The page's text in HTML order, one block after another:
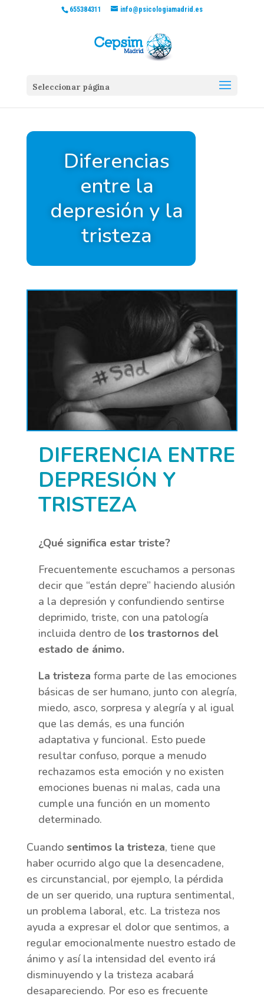
655384311 info@psicologiamadrid.es
Seleccionar página
Diferencias
entre la
depresión y la
tristeza
DIFERENCIA ENTRE
DEPRESIÓN Y
TRISTEZA
¿Qué significa estar triste?
Frecuentemente escuchamos a personas
decir que “están depre” haciendo alusión
a la depresión y confundiendo sentirse
deprimido, triste, con una patología
incluida dentro de los trastornos del
estado de ánimo.
La tristeza forma parte de las emociones
básicas de ser humano, junto con alegría,
miedo, asco, sorpresa y alegría y al igual
que las demás, es una función
adaptativa y funcional. Esto puede
resultar confuso, porque a menudo
rechazamos esta emoción y no existen
emociones buenas ni malas, cada una
cumple una función en un momento
determinado.
Cuandosentimos la tristeza, tiene que
haber ocurrido algo que la desencadene,
es circunstancial, por ejemplo, la pérdida
de un ser querido, una ruptura sentimental,
un problema laboral, etc. La tristeza nos
ayuda a expresar el dolor que sentimos, a
regular emocionalmente nuestro estado de
ánimo y así la intensidad del evento irá
disminuyendo y la tristeza acabará
desapareciendo. Por eso es frecuente